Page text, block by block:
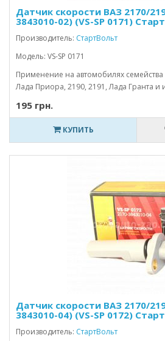
Датчик скорости ВАЗ 2170/
3843010-02) (VS-SP 0171)
Производитель: СтартВольт
Модель: VS-SP 0171
Применение на автомобилях семейства
Лада Приора, 2190, 2191, Лада Гранта и
195 грн.
КУПИТЬ
Датчик скорости ВАЗ 2170/
3843010-04) (VS-SP 0172)
Производитель: СтартВольт